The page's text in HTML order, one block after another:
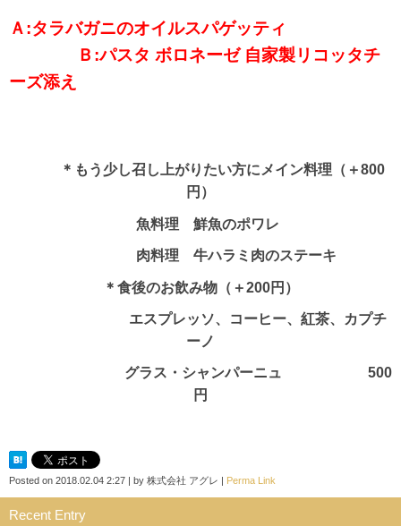
Ａ:タラバガニのオイルスパゲッティ
Ｂ:パスタ ボロネーゼ 自家製リコッタチ
ーズ添え
＊もう少し召し上がりたい方にメイン料理（＋800
円）
魚料理 鮮魚のポワレ
肉料理 牛ハラミ肉のステーキ
＊食後のお飲み物（＋200円）
エスプレッソ、コーヒー、紅茶、カプチ
ーノ
グラス・シャンパーニュ 500
円
Posted on 2018.02.04 2:27 by 株式会社 アグレ Perma Link
Recent Entry